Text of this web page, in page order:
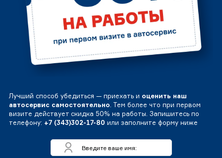
Лучший способ убедиться — приехать и оценить наш
автосервис самостоятельно. Тем более что при первом
визите действует скидка 50% на работы. Запишитесь по
телефону: +7 (343)302-17-80 или заполните форму ниже